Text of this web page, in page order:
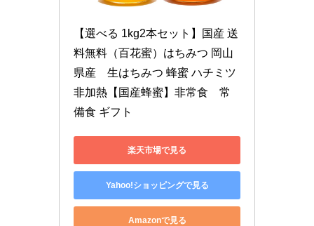
【選べる 1kg2本セット】国産 送
料無料（百花蜜）はちみつ 岡山
県産　生はちみつ 蜂蜜 ハチミツ
非加熱【国産蜂蜜】非常食　常
備食 ギフト
楽天市場で見る
Yahoo!ショッピングで見る
Amazonで見る